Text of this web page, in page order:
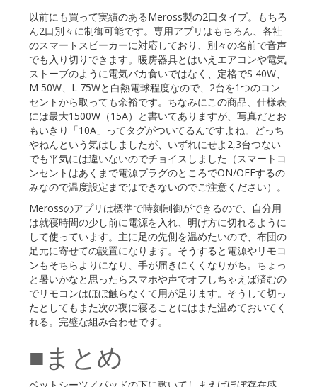
以前にも買って実績のあるMeross製の2口タイプ。もちろ
ん2口別々に制御可能です。専用アプリはもちろん、各社
のスマートスピーカーに対応しており、別々の名前で音声
でも入り切りできます。暖房器具とはいえエアコンや電気
ストーブのように電気バカ食いではなく、定格でS 40W、
M 50W、L 75Wと白熱電球程度なので、2台を1つのコン
セントから取っても余裕です。ちなみにこの商品、仕様表
には最大1500W（15A）と書いてありますが、写真だとお
もいきり「10A」ってタグがついてるんですよね。どっち
やねんという気はしましたが、いずれにせよ2,3台つない
でも平気には違いないのでチョイスしました（スマートコ
ンセントはあくまで電源プラグのところでON/OFFするの
みなので温度設定まではできないのでご注意ください）。
Merossのアプリは標準で時刻制御ができるので、自分用
は就寝時間の少し前に電源を入れ、明け方に切れるように
して使っています。主に足の先側を温めたいので、布団の
足元に寄せての設置になります。そうすると電源やリモコ
ンもそちらよりになり、手が届きにくくなりがち。ちょっ
と暑いかなと思ったらスマホや声でオフしちゃえば済むの
でリモコンはほぼ触らなくて用が足ります。そうして切っ
たとしてもまた次の夜に寝ることにはまた温めておいてく
れる。完璧な組み合わせです。
■まとめ